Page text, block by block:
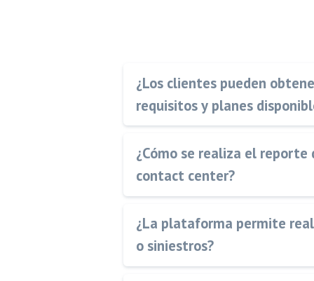
¿Los clientes pueden
requisitos y planes
¿Cómo se realiza el
contact center?
¿La plataforma permite
o siniestros?